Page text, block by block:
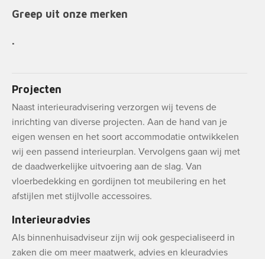
Greep uit onze merken
.
Projecten
Naast interieuradvisering verzorgen wij tevens de
inrichting van diverse projecten. Aan de hand van je
eigen wensen en het soort accommodatie ontwikkelen
wij een passend interieurplan. Vervolgens gaan wij met
de daadwerkelijke uitvoering aan de slag. Van
vloerbedekking en gordijnen tot meubilering en het
afstijlen met stijlvolle accessoires.
Interieuradvies
Als binnenhuisadviseur zijn wij ook gespecialiseerd in
zaken die om meer maatwerk, advies en kleuradvies